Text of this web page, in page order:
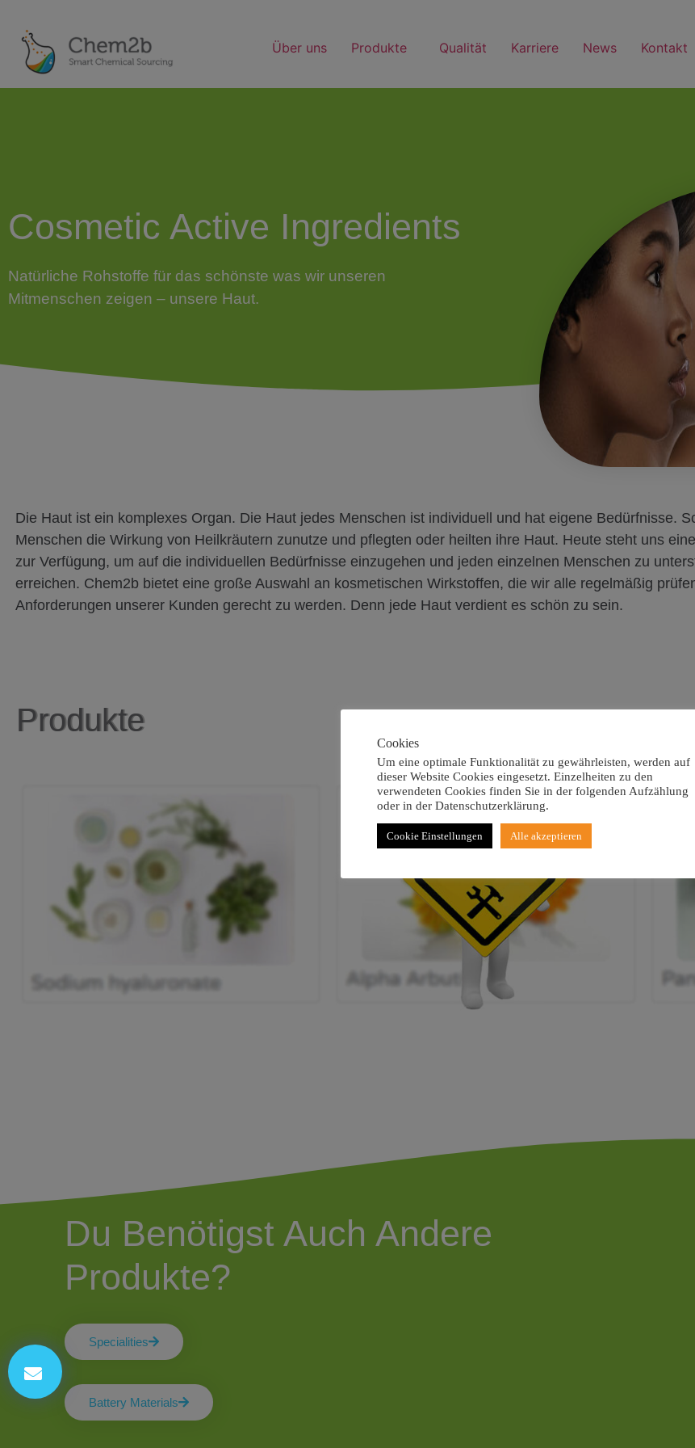
Über uns Produkte Qualität Karriere News Kontakt
Cosmetic Active Ingredients
Natürliche Rohstoffe für das schönste was wir unseren
Mitmenschen zeigen – unsere Haut.
Die Haut ist ein komplexes Organ. Die Haut jedes Menschen ist individuell und hat eigene Bedürfnisse.
Menschen die Wirkung von Heilkräutern zunutze und pflegten oder heilten ihre Haut. Heute steht uns
zur Verfügung, um auf die individuellen Bedürfnisse einzugehen und jeden einzelnen Menschen zu
erreichen. Chem2b bietet eine große Auswahl an kosmetischen Wirkstoffen, die wir alle regelmäßig
Anforderungen unserer Kunden gerecht zu werden. Denn jede Haut verdient es schön zu sein.
Produkte
Du Benötigst Auch Andere
Produkte?
Specialities
Battery Materials
Cookies
Um eine optimale Funktionalität zu gewährleisten, werden auf
dieser Website Cookies eingesetzt. Einzelheiten zu den
verwendeten Cookies finden Sie in der folgenden Aufzählung
oder in der Datenschutzerklärung.
Cookie Einstellungen Alle akzeptieren